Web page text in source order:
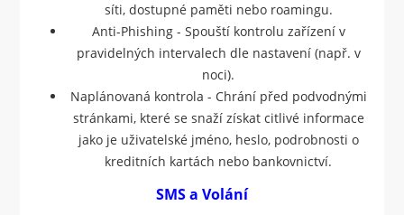
síti, dostupné paměti nebo roamingu.
Anti-Phishing - Spouští kontrolu zařízení v
pravidelných intervalech dle nastavení (např. v
noci).
Naplánovaná kontrola - Chrání před podvodnými
stránkami, které se snaží získat citlivé informace
jako je uživatelské jméno, heslo, podrobnosti o
kreditních kartách nebo bankovnictví.
SMS a Volání